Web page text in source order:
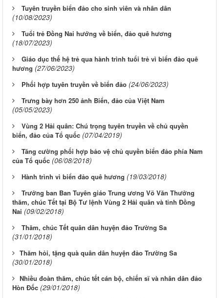
Tuyên truyền biển đảo cho sinh viên và nhân dân
(10/08/2023)
Tuổi trẻ Đồng Nai hướng về biển, đảo quê hương
(18/07/2023)
Giáo dục thế hệ trẻ qua hành trình tuổi trẻ vì biển đảo quê
hương (27/06/2023)
Phối hợp tuyên truyền về biển đảo (24/06/2023)
Trưng bày hơn 250 ảnh Biển, đảo của Việt Nam
(05/05/2023)
Vùng 2 Hải quân: Chú trọng tuyên truyền về chủ quyền
biển, đảo của Tổ quốc (07/04/2019)
Tăng cường phối hợp bảo vệ chủ quyền biển đảo phía Nam
của Tổ quốc (06/08/2018)
Hành trình vì biển đảo quê hương (19/03/2018)
Trưởng ban Ban Tuyên giáo Trung ương Võ Văn Thưởng
thăm, chúc Tết tại Bộ Tư lệnh Vùng 2 Hải quân và tỉnh Đồng
Nai (09/02/2018)
Thăm, chúc Tết quân dân huyện đảo Trường Sa
(31/01/2018)
​Thăm hỏi, tặng quà quân dân huyện đảo Trường Sa
(30/01/2018)
​Nhiều đoàn thăm, chúc tết cán bộ, chiến sĩ và nhân dân đảo
Hòn Đốc (29/01/2018)